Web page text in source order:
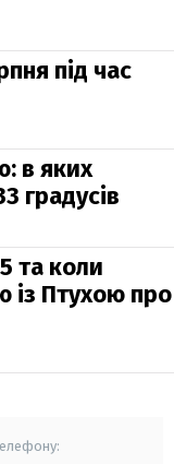
під час
в яких
градусів
та коли
із Птухою про